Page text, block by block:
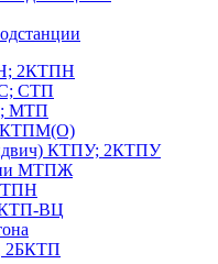
2КТПН
СТП
МТП
КТПМ(О)
КТПУ; 2КТПУ
МТПЖ
КТП-ВЦ
2БКТП